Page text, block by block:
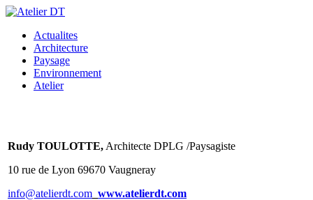
Actualites
Architecture
Paysage
Environnement
Atelier
Rudy TOULOTTE, Architecte DPLG /Paysagiste
10 rue de Lyon 69670 Vaugneray
info@atelierdt.com www.atelierdt.com